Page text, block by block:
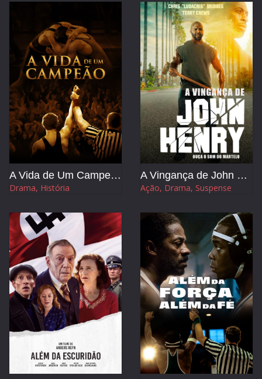
A Vida de Um Campeão
Drama, História
A Vingança de John Henry
Ação, Drama, Suspense